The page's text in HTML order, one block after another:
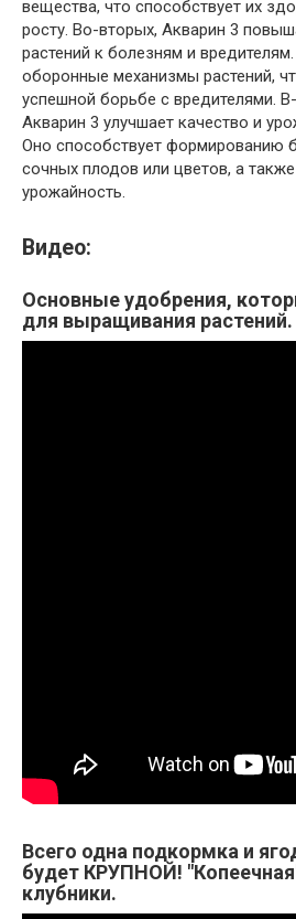
вещества, что способствует их
росту. Во-вторых, Акварин 3
растений к болезням и
оборонные механизмы растений,
успешной борьбе с вредителями.
Акварин 3 улучшает качество и
Оно способствует формированию
сочных плодов или цветов, а
урожайность.
Видео:
Основные удобрения,
для выращивания растений.
Всего одна подкормка и
будет КРУПНОЙ!
клубники.